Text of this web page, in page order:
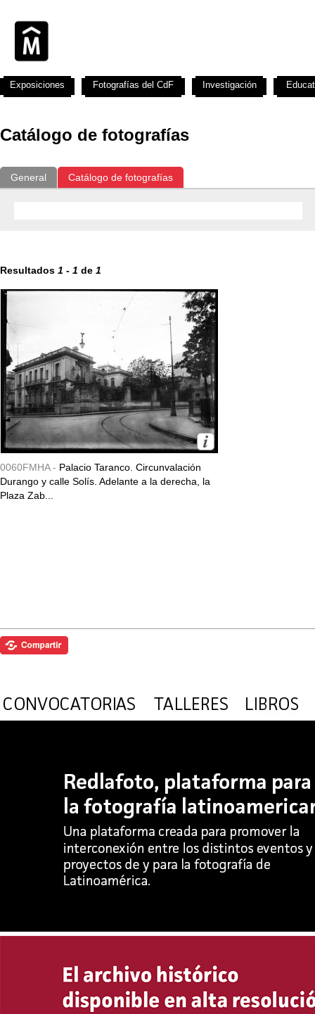
Catálogo de fotografías
General Catálogo de fotografías
Resultados 1 - 1 de 1
0060FMHA - Palacio Taranco. Circunvalación
Durango y calle Solís. Adelante a la derecha, la
Plaza Zab...
Exposiciones Fotografías del CdF Investigación